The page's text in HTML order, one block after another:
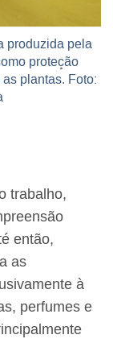
produzida pela
proteção
plantas. Foto:
trabalho,
então,
as
à
perfumes e